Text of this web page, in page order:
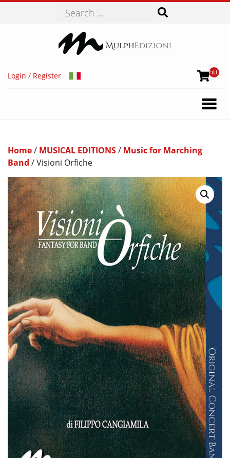
Search
Login / Register http://
Home/ MUSICAL EDITIONS/ Music for Marching
Band / Visioni Orfiche